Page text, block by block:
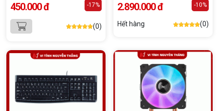
450.000 đ -17%
(0)
2.890.000 đ -10%
Hết hàng (0)